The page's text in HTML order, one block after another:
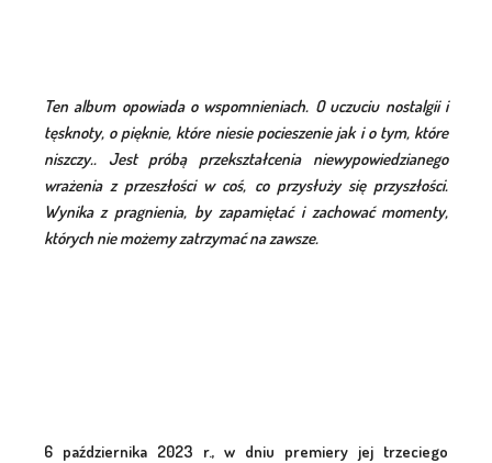
Ten album opowiada o wspomnieniach. O uczuciu nostalgii i
tęsknoty, o pięknie, które niesie pocieszenie jak i o tym, które
niszczy.. Jest próbą przekształcenia niewypowiedzianego
wrażenia z przeszłości w coś, co przysłuży się przyszłości.
Wynika z pragnienia, by zapamiętać i zachować momenty,
których nie możemy zatrzymać na zawsze.
6 października 2023 r., w dniu premiery jej trzeciego